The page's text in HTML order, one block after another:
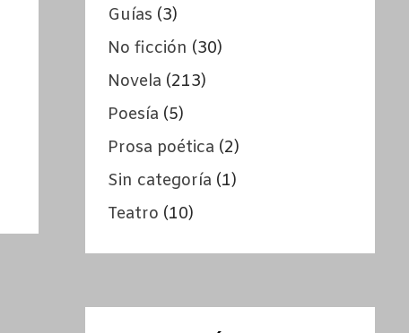
Guías (3)
No ficción (30)
Novela (213)
Poesía (5)
Prosa poética (2)
Sin categoría (1)
Teatro (10)